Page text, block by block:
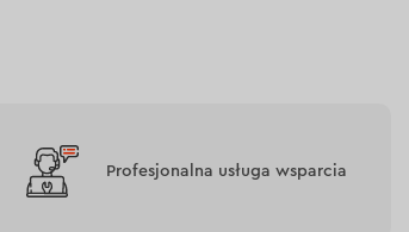
Profesjonalna usługa wsparcia